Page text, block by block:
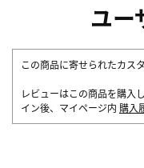
ユー
この商品に寄せられたカス
レビューはこの商品を購入
イン後、マイページ内 購入